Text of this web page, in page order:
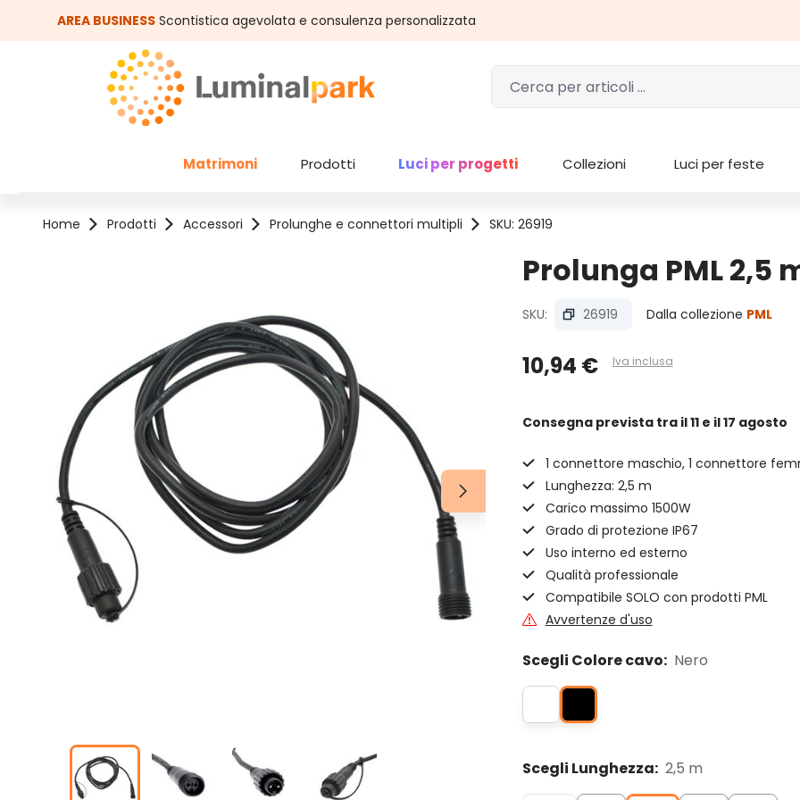
al contenuto principale
Salta alla ricerca
AREA BUSINESS Scontistica agevolata e consulenza personalizzata
Matrimoni Prodotti Luci per progetti Collezioni Luci per feste
Home Prodotti Accessori Prolunghe e connettori multipli SKU: 26919
Prolunga PML 2,5
SKU: 26919 Dalla collezione PML
10,94 € Iva inclusa
Consegna prevista tra il 11 e il 17 agosto
1 connettore maschio, 1 connettore
Lunghezza: 2,5 m
Carico massimo 1500W
Grado di protezione IP67
Uso interno ed esterno
Qualità professionale
Compatibile SOLO con prodotti PML
Avvertenze d'uso
Scegli Colore cavo: Nero
Scegli Lunghezza: 2,5 m